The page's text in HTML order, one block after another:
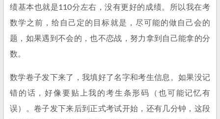
绩基本也就是110分左右，没有更好的成绩。所以我在考
数学之前，给自己定的目标就是，尽可能的做自己会的
题，如果遇到不会的，也不恋战，努力拿到自己能拿的分
数。
数学卷子发下来了，我填好了名字和考生信息。如果没记
错的话，好像要贴上我的考生条形码（也可能记忆有
误）。卷子发下来后到正式考试开始，还有几分钟，这段